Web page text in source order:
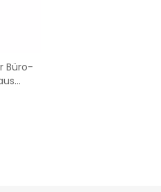
Büro-